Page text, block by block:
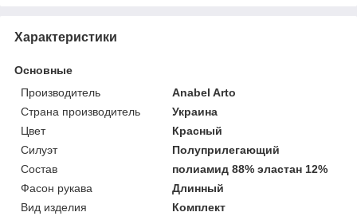
Характеристики
Основные
Производитель
Anabel Arto
Страна производитель
Украина
Цвет
Красный
Силуэт
Полуприлегающий
Состав
полиамид 88% эластан 12%
Фасон рукава
Длинный
Вид изделия
Комплект